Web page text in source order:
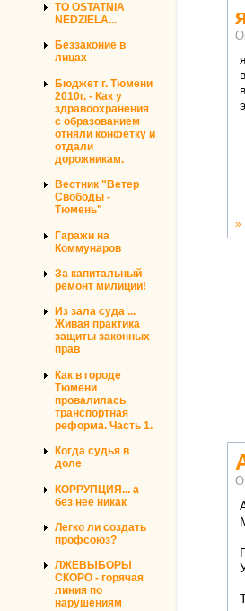
TO OSTATNIA
NEDZIELA...
Беззаконие в
лицах
Бюджет г. Тюмени
2010г. - Как у
здравоохранения
с образованием
отняли конфетку и
отдали
дорожникам.
Вестник "Ветер
Свободы -
Тюмень"
Гаражи на
Коммунаров
За капитальный
ремонт милиции!
Из зала суда ...
Живая практика
защиты законных
прав
Как в городе
Тюмени
провалилась
транспортная
реформа. Часть 1.
Когда судья в
доле
КОРРУПЦИЯ... а
без нее никак
Легко ли создать
профсоюз?
ЛЖЕВЫБОРЫ
СКОРО - горячая
линия по
нарушениям
»